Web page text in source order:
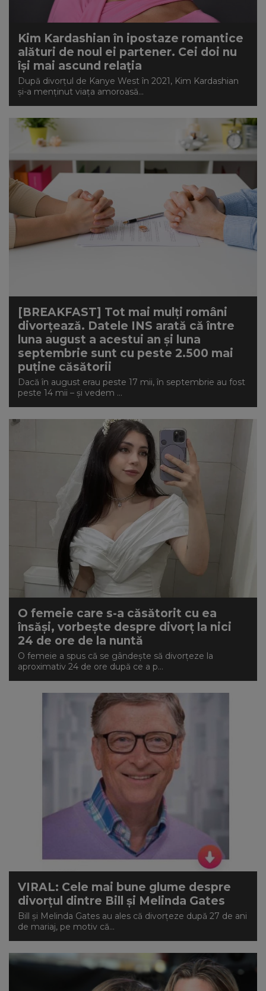
Kim Kardashian în ipostaze romantice
alături de noul ei partener. Cei doi nu
își mai ascund relația
După divorțul de Kanye West în 2021, Kim Kardashian
și-a menținut viața amoroasă...
[BREAKFAST] Tot mai mulți români
divorțează. Datele INS arată că între
luna august a acestui an și luna
septembrie sunt cu peste 2.500 mai
puține căsătorii
Dacă în august erau peste 17 mii, în septembrie au fost
peste 14 mii – și vedem ...
O femeie care s-a căsătorit cu ea
însăși, vorbește despre divorț la nici
24 de ore de la nuntă
O femeie a spus că se gândește să divorțeze la
aproximativ 24 de ore după ce a p...
VIRAL: Cele mai bune glume despre
divorțul dintre Bill și Melinda Gates
Bill şi Melinda Gates au ales că divorţeze după 27 de ani
de mariaj, pe motiv că...